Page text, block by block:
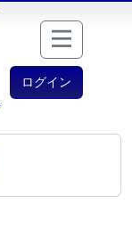
ログイン